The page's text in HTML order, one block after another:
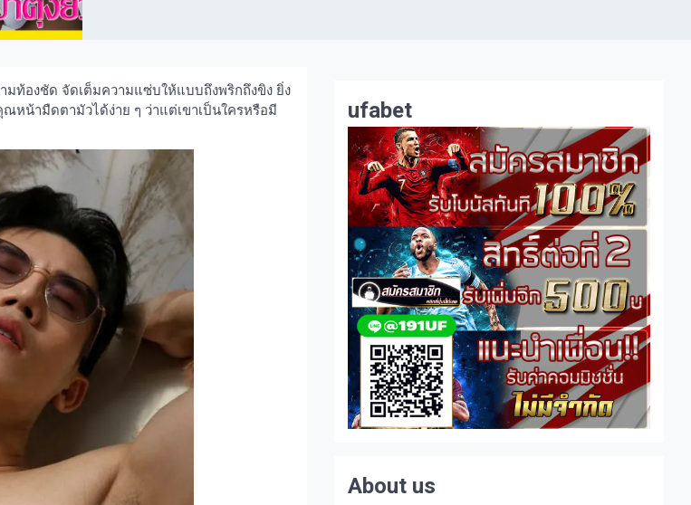
ท้องชัด จัดเต็มความแซ่บให้แบบถึงพริกถึงขิง ยิ่ง
หน้ามืดตามัวได้ง่าย ๆ ว่าแต่เขาเป็นใครหรือมี
ufabet
About us